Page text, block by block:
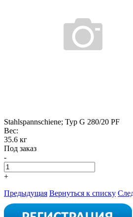
Stahlspannschiene; Typ G 280/20 PF
Вес:
35.6 кг
Под заказ
-
+
Предыдущая Вернуться к списку